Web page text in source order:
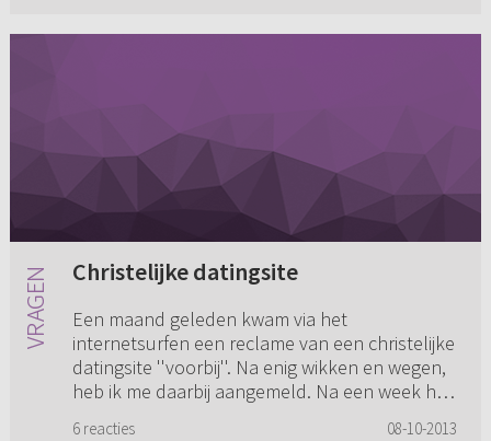
Christelijke datingsite
Een maand geleden kwam via het
internetsurfen een reclame van een christelijke
datingsite ''voorbij''. Na enig wikken en wegen,
heb ik me daarbij aangemeld. Na een week had
6 reacties 08-10-2013